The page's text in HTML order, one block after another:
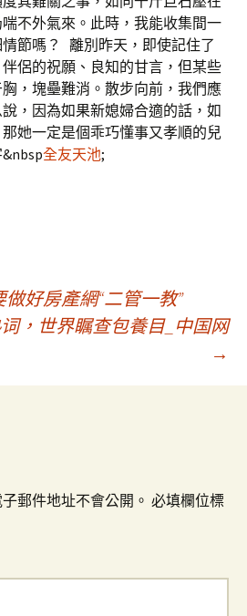
不外氣來。此時，我能收集間一
節嗎？
離別昨天，即使記住了
侶的祝願、良知的甘言，但某些
，塊壘難消。散步向前，我們應
，因為如果新媳婦合適的話，如
她一定是個乖巧懂事又孝順的兒
&nbsp全友天池;
好房產網“二管一教”
，世界瞩查包養目_中国网
→
郵件地址不會公開。 必填欄位標